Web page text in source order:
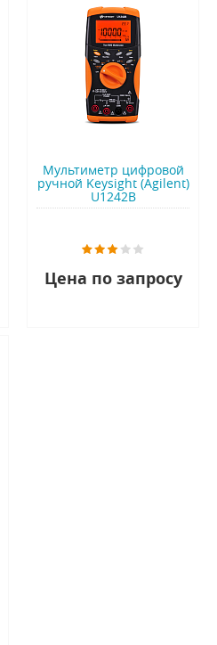
Мультиметр цифровой
ручной Keysight (Agilent)
U1242B
Цена по запросу